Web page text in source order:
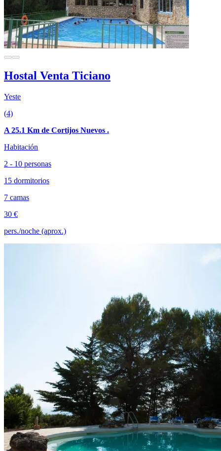
Hostal Venta Ticiano
Yeste
(4)
A 25.1 Km de Cortijos Nuevos .
Habitación
2 - 10 personas
15 dormitorios
7 camas
30 €
pers./noche (aprox.)